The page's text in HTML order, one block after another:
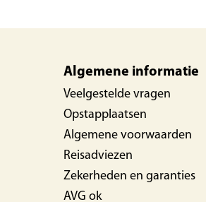
Algemene informatie
Veelgestelde vragen
Opstapplaatsen
Algemene voorwaarden
Reisadviezen
Zekerheden en garanties
AVG ok